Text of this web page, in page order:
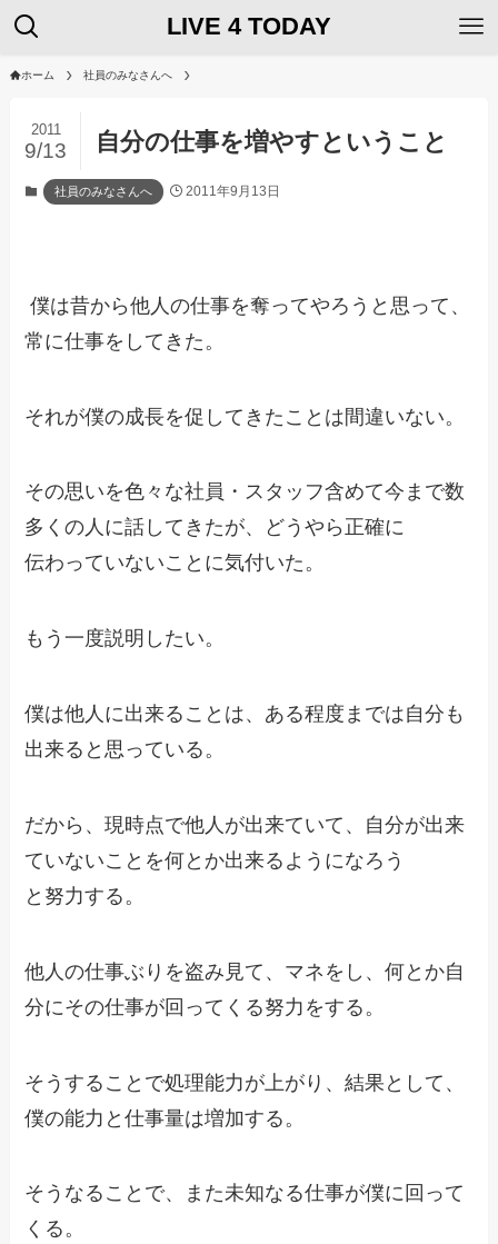
LIVE 4 TODAY
ホーム 社員のみなさんへ
自分の仕事を増やすということ
2011
9/13
社員のみなさんへ 2011年9月13日
僕は昔から他人の仕事を奪ってやろうと思って、
常に仕事をしてきた。
それが僕の成長を促してきたことは間違いない。
その思いを色々な社員・スタッフ含めて今まで数
多くの人に話してきたが、どうやら正確に
伝わっていないことに気付いた。
もう一度説明したい。
僕は他人に出来ることは、ある程度までは自分も
出来ると思っている。
だから、現時点で他人が出来ていて、自分が出来
ていないことを何とか出来るようになろう
と努力する。
他人の仕事ぶりを盗み見て、マネをし、何とか自
分にその仕事が回ってくる努力をする。
そうすることで処理能力が上がり、結果として、
僕の能力と仕事量は増加する。
そうなることで、また未知なる仕事が僕に回って
くる。